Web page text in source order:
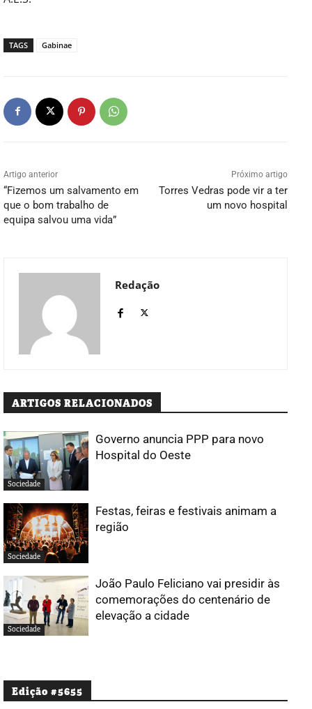
TAGS Gabinae
Artigo anterior
“Fizemos um salvamento em
que o bom trabalho de
equipa salvou uma vida”
Próximo artigo
Torres Vedras pode vir a ter
um novo hospital
Redação
ARTIGOS RELACIONADOS
Sociedade
Governo anuncia PPP para novo
Hospital do Oeste
Sociedade
Festas, feiras e festivais animam a
região
Sociedade
João Paulo Feliciano vai presidir às
comemorações do centenário de
elevação a cidade
Edição #5655